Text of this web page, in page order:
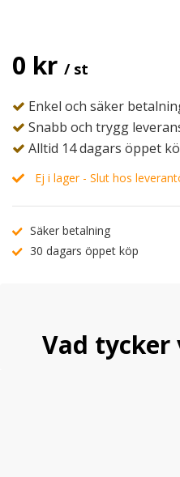
0 kr / st
Enkel och säker
Snabb och trygg
Alltid 14 dagars öppet
Ej i lager - Slut hos
Säker betalning
30 dagars öppet köp
Vad tycker